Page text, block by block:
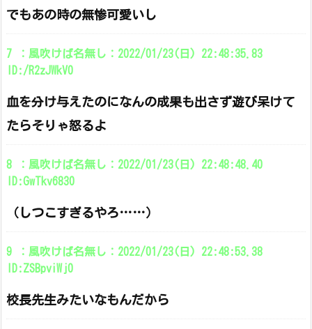
でもあの時の無惨可愛いし
7 ：風吹けば名無し：2022/01/23(日) 22:48:35.83
ID:/R2zJWkV0
血を分け与えたのになんの成果も出さず遊び呆けて
たらそりゃ怒るよ
8 ：風吹けば名無し：2022/01/23(日) 22:48:48.40
ID:GwTkv6830
（しつこすぎるやろ……）
9 ：風吹けば名無し：2022/01/23(日) 22:48:53.38
ID:ZSBpviWj0
校長先生みたいなもんだから